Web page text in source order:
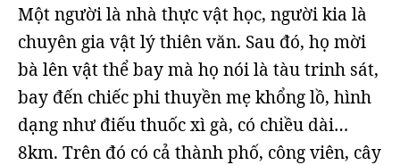
Một người là nhà thực vật học, người kia là
chuyên gia vật lý thiên văn. Sau đó, họ mời
bà lên vật thể bay mà họ nói là tàu trinh sát,
bay đến chiếc phi thuyền mẹ khổng lồ, hình
dạng như điếu thuốc xì gà, có chiều dài…
8km. Trên đó có cả thành phố, công viên, cây